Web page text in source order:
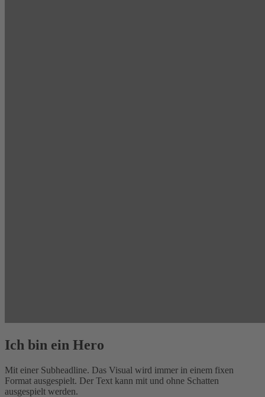
Ich bin ein Hero
Mit einer Subheadline. Das Visual wird immer in einem fixen
Format ausgespielt. Der Text kann mit und ohne Schatten
ausgespielt werden.